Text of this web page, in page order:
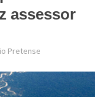
assessor
Pretense